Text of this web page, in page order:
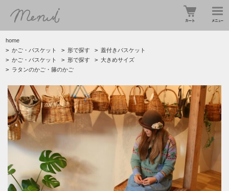
home
> かご・バスケット > 形で探す > 蓋付きバスケット
> かご・バスケット > 形で探す > 大きめサイズ
> ラタンのかご・籐のかご